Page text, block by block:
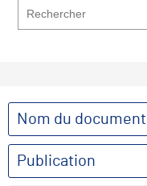
Nom du document
Publication